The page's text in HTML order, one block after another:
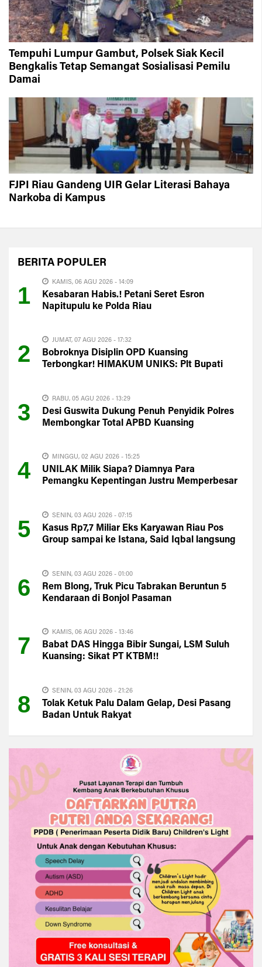
Tempuhi Lumpur Gambut, Polsek Siak Kecil
Bengkalis Tetap Semangat Sosialisasi Pemilu
Damai
FJPI Riau Gandeng UIR Gelar Literasi Bahaya
Narkoba di Kampus
BERITA POPULER
1
KAMIS, 06 AGU 2026 - 14:09
Kesabaran Habis.! Petani Seret Esron
Napitupulu ke Polda Riau
2
JUMAT, 07 AGU 2026 - 17:32
Bobroknya Disiplin OPD Kuansing
Terbongkar! HIMAKUM UNIKS: Plt Bupati
3
RABU, 05 AGU 2026 - 13:29
Desi Guswita Dukung Penuh Penyidik Polres
Membongkar Total APBD Kuansing
4
MINGGU, 02 AGU 2026 - 15:25
UNILAK Milik Siapa? Diamnya Para
Pemangku Kepentingan Justru Memperbesar
5
SENIN, 03 AGU 2026 - 07:15
Kasus Rp7,7 Miliar Eks Karyawan Riau Pos
Group sampai ke Istana, Said Iqbal langsung
6
SENIN, 03 AGU 2026 - 01:00
Rem Blong, Truk Picu Tabrakan Beruntun 5
Kendaraan di Bonjol Pasaman
7
KAMIS, 06 AGU 2026 - 13:46
Babat DAS Hingga Bibir Sungai, LSM Suluh
Kuansing: Sikat PT KTBM!!
8
SENIN, 03 AGU 2026 - 21:26
Tolak Ketuk Palu Dalam Gelap, Desi Pasang
Badan Untuk Rakyat